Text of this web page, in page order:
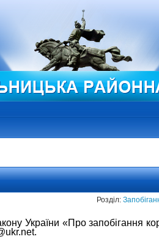
Розділ:
України «Про запобігання